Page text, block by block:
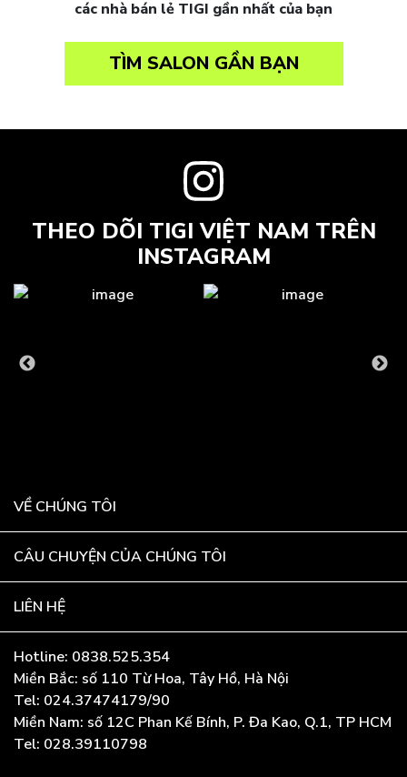
các nhà bán lẻ TIGI gần nhất của bạn
TÌM SALON GẦN BẠN
THEO DÕI TIGI VIỆT NAM TRÊN
INSTAGRAM
VỀ CHÚNG TÔI
CÂU CHUYỆN CỦA CHÚNG TÔI
LIÊN HỆ
Hotline: 0838.525.354
Miền Bắc: số 110 Từ Hoa, Tây Hồ, Hà Nội
Tel: 024.37474179/90
Miền Nam: số 12C Phan Kế Bính, P. Đa Kao, Q.1, TP HCM
Tel: 028.39110798